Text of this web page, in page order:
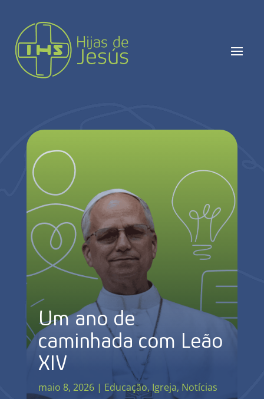
Um ano de
caminhada com Leão
XIV
maio 8, 2026| Educação, Igreja, Notícias